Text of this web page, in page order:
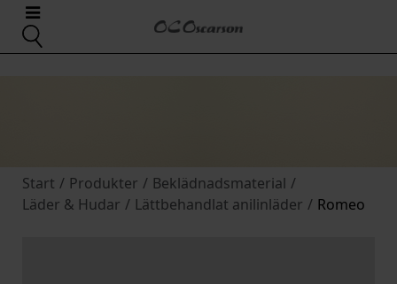
Start / Produkter / Beklädnadsmaterial /
Läder & Hudar / Lättbehandlat anilinläder / Romeo